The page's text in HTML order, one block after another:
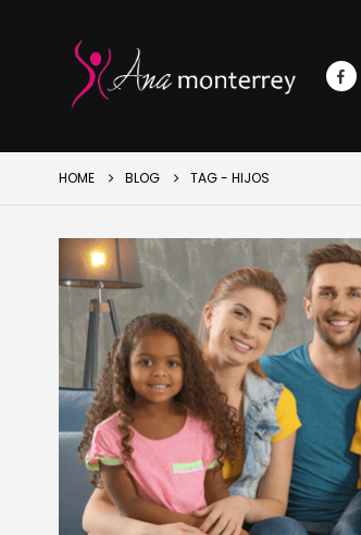
HOME BLOG TAG - HIJOS